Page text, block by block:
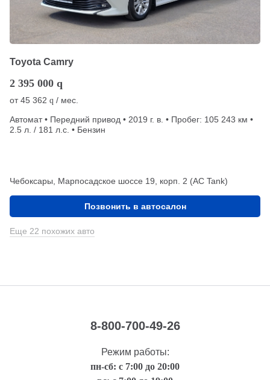
Toyota Camry
2 395 000 q
от45 362 q / мес.
Автомат • Передний привод • 2019 г. в. • Пробег: 105 243 км •
2.5 л. / 181 л.с. • Бензин
Чебоксары, Марпосадское шоссе 19, корп. 2 (АС Tank)
Позвонить в автосалон
Еще 22 похожих авто
8-800-700-49-26
Режим работы:
пн-сб: с 7:00 до 20:00